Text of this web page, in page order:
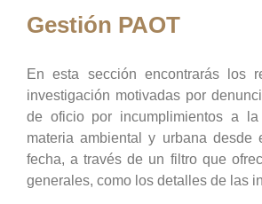
Gestión PAOT
En esta sección encontrarás los
investigación motivadas por
de oficio por incumplimientos a la
materia ambiental y urbana
fecha, a través de un filtro que
generales, como los detalles de las